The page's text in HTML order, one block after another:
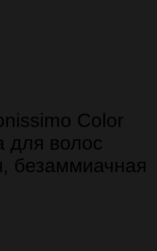
Color
для волос
безаммиачная